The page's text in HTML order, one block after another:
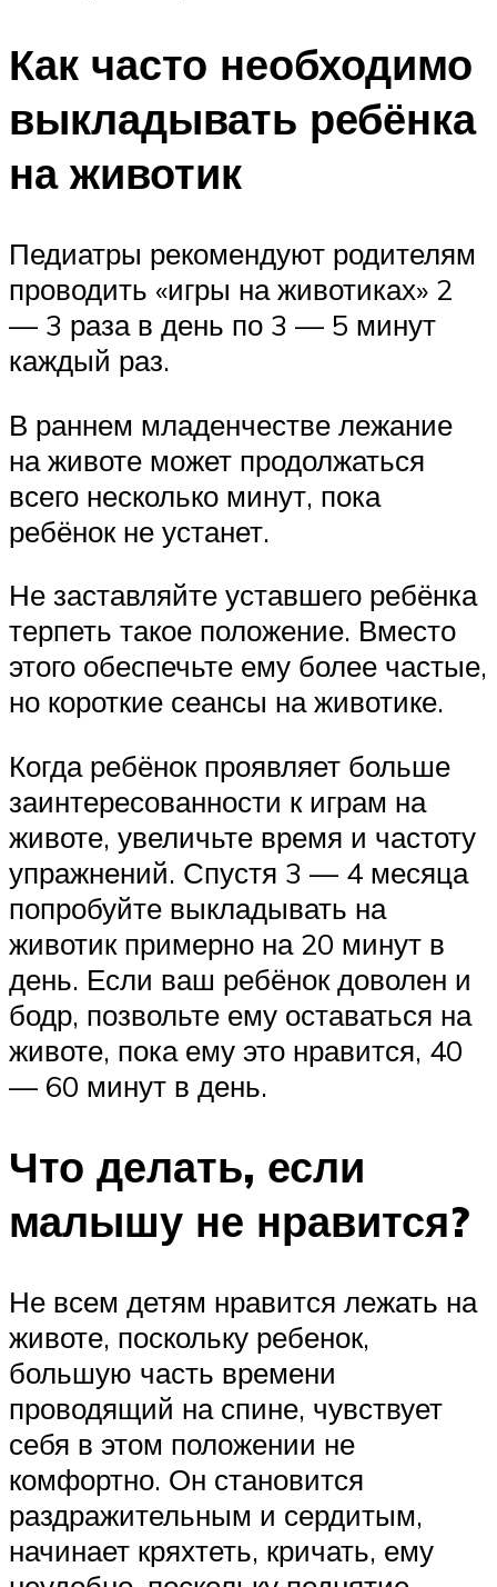
Как часто необходимо
выкладывать ребёнка
на животик
Педиатры рекомендуют родителям
проводить «игры на животиках» 2
— 3 раза в день по 3 — 5 минут
каждый раз.
В раннем младенчестве лежание
на животе может продолжаться
всего несколько минут, пока
ребёнок не устанет.
Не заставляйте уставшего ребёнка
терпеть такое положение. Вместо
этого обеспечьте ему более частые,
но короткие сеансы на животике.
Когда ребёнок проявляет больше
заинтересованности к играм на
животе, увеличьте время и частоту
упражнений. Спустя 3 — 4 месяца
попробуйте выкладывать на
животик примерно на 20 минут в
день. Если ваш ребёнок доволен и
бодр, позвольте ему оставаться на
животе, пока ему это нравится, 40
— 60 минут в день.
Что делать, если
малышу не нравится?
Не всем детям нравится лежать на
животе, поскольку ребенок,
большую часть времени
проводящий на спине, чувствует
себя в этом положении не
комфортно. Он становится
раздражительным и сердитым,
начинает кряхтеть, кричать, ему